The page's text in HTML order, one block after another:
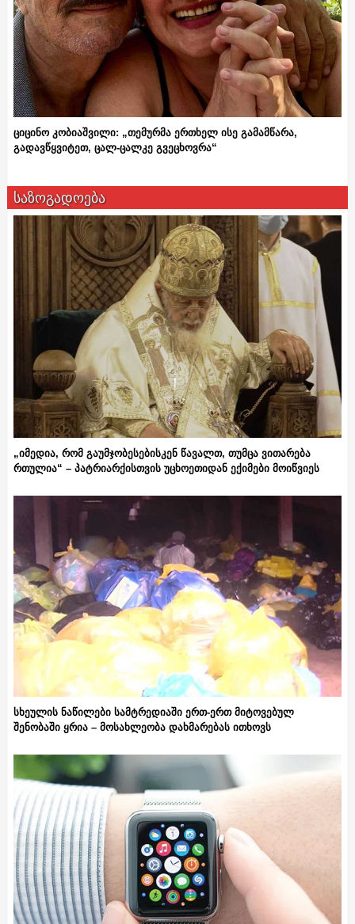
ციცინო კობიაშვილი: „თემურმა ერთხელ ისე გამამწარა,
გადავწყვიტეთ, ცალ-ცალკე გვეცხოვრა“
საზოგადოება
„იმედია, რომ გაუმჯობესებისკენ წავალთ, თუმცა ვითარება
რთულია“ – პატრიარქისთვის უცხოეთიდან ექიმები მოიწვიეს
სხეულის ნაწილები სამტრედიაში ერთ-ერთ მიტოვებულ
შენობაში ყრია – მოსახლეობა დახმარებას ითხოვს